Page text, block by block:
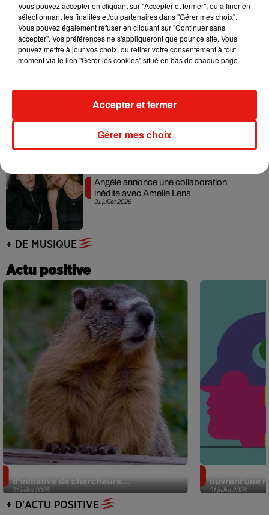
31 juillet 2026
Grand Corps Malade emmène Styleto
en road-trip dans son nouveau clip
31 juillet 2026
Ariana Grande se libère dans son nouvel
album « Petals »
31 juillet 2026
Angèle annonce une collaboration
inédite avec Amelie Lens
+ DE MUSIQUE
Actu positive
31 juillet 2026
d’initiative de chercheurs...
31 juillet 2026
ouvrent une
+ D'ACTU POSITIVE
Vous pouvez accepter en cliquant sur "Accepter et fermer", ou affiner en
sélectionnant les finalités et/ou partenaires dans "Gérer mes choix".
Vous pouvez également refuser en cliquant sur "Continuer sans
accepter". Vos préférences ne s'appliqueront que pour ce site. Vous
pouvez mettre à jour vos choix, ou retirer votre consentement à tout
moment via le lien "Gérer les cookies" situé en bas de chaque page.
Gérer mes choix
Accepter et fermer